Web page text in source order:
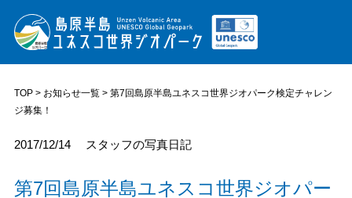
TOP> お知らせ一覧> 第7回島原半島ユネスコ世界ジオパーク検定チャレン
ジ募集！
2017/12/14 スタッフの写真日記
第7回島原半島ユネスコ世界ジオパー